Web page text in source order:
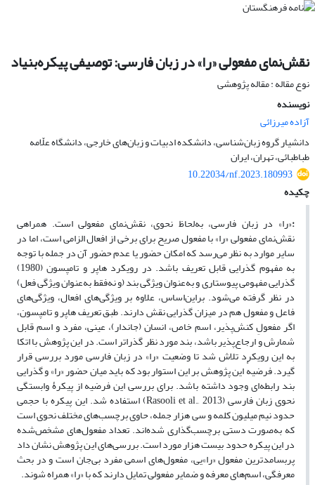
نقش‌نمای مفعولی «را» در زبان فارسی: توصیفی پیکره‌بنیاد
نوع مقاله : مقاله پژوهشی
نویسنده
آزاده میرزائی
دانشیار گروه زبان‌شناسی، دانشکده ادبیات و زبان‌های خارجی، دانشگاه علّامه
طباطبائی، تهران، ایران
10.22034/nf.2023.180993
چکیده
:«را» در زبان فارسی، به‌لحاظ نحوی، نقش‌نمای مفعولی است. همراهی
نقش‌نمای مفعولی «را» با مفعول صریح برای برخی از افعال الزامی است‌، اما در
سایر موارد به نظر می‌رسد که امکان حضور یا عدم حضور آن در جمله با توجه
به مفهوم گذرایی قابل تعریف باشد. در رویکرد هاپر و تامپسون (1980)
گذرایی مفهومی پیوستاری و به‌عنوان ویژگی بند (و نه‌فقط به‌عنوان ویژگی فعل)
در نظر گرفته می‌شود. براین‌اساس، علاوه بر ویژگی‌های افعال، ویژگی‌های
فاعل و مفعول هم در میزان گذرایی نقش دارند. طبق تعریف هاپر و تامپسون،
اگر مفعولِ کنش‌پذیر، اسم خاص، انسان (جاندار)، عینی، مفرد و اسم قابل‌
شمارش و ارجاع‌پذیر باشد، بند مورد نظر گذراتر است. در این پژوهش با اتکا
به این رویکرد تلاش شد تا وضعیت «را» در زبان فارسی مورد بررسی قرار
گیرد. فرضیهٔ این پژوهش بر این استوار بود که باید میان حضور «را» و گذرایی
بند رابطه‌ای وجود داشته باشد. برای بررسی این فرضیه از پیکرۀ وابستگی
نحوی زبان فارسی (Rasooli et al., 2013) استفاده شد. این پیکره با حجمی
حدود نیم میلیون کلمه و سی هزار جمله، حاوی برچسب‌های مختلف نحوی است
که به‌صورت دستی برچسب‌گذاری شده‌اند. تعداد مفعول‌های مشخص‌شده
در این پیکره حدود بیست هزار مورد است. بررسی‌های این پژوهش نشان داد
پربسامدترین مفعول «را»یی، مفعول‌های اسمی مفرد بی‌جان است و در بحث
معرفگی، اسم‌های معرفه و ضمایر مفعولی تمایل دارند که با «را» همراه شوند.